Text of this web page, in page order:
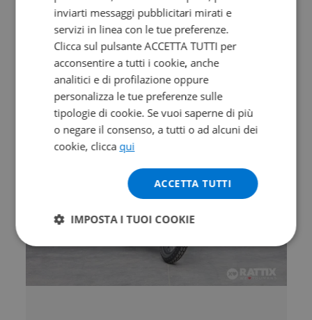
MORBIDELLI T 352 X
Abs
0 km | 349 cc | 41.5 Hp | 30.5 Kw
4.790 €94
inviarti messaggi pubblicitari mirati e
servizi in linea con le tue preferenze.
Clicca sul pulsante ACCETTA TUTTI per
acconsentire a tutti i cookie, anche
analitici e di profilazione oppure
personalizza le tue preferenze sulle
tipologie di cookie. Se vuoi saperne di più
o negare il consenso, a tutti o ad alcuni dei
cookie, clicca qui
ACCETTA TUTTI
IMPOSTA I TUOI COOKIE